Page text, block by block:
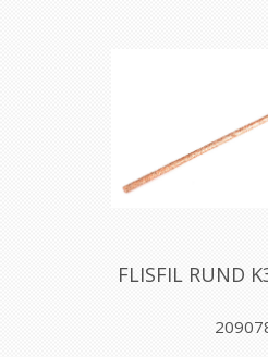
FLISFIL RUND